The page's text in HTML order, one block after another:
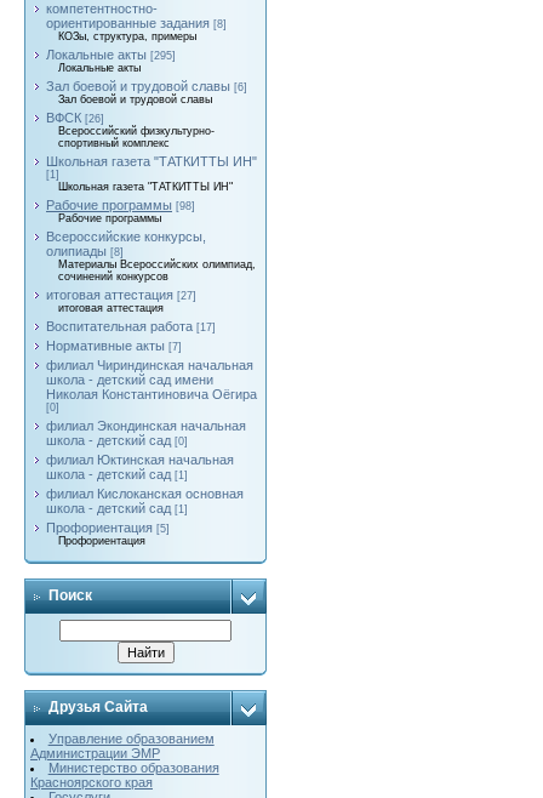
компетентностно-
ориентированные задания [8]
КОЗы, структура, примеры
Локальные акты [295]
Локальные акты
Зал боевой и трудовой славы [6]
Зал боевой и трудовой славы
ВФСК [26]
Всероссийский физкультурно-
спортивный комплекс
Школьная газета "ТАТКИТТЫ ИН"
[1]
Школьная газета "ТАТКИТТЫ ИН"
Рабочие программы [98]
Рабочие программы
Всероссийские конкурсы,
олипиады [8]
Материалы Всероссийских олимпиад,
сочинений конкурсов
итоговая аттестация [27]
итоговая аттестация
Воспитательная работа [17]
Нормативные акты [7]
филиал Чириндинская начальная
школа - детский сад имени
Николая Константиновича Оёгира
[0]
филиал Экондинская начальная
школа - детский сад [0]
филиал Юктинская начальная
школа - детский сад [1]
филиал Кислоканская основная
школа - детский сад [1]
Профориентация [5]
Профориентация
Поиск
Друзья Сайта
Управление образованием
Администрации ЭМР
Министерство образования
Красноярского края